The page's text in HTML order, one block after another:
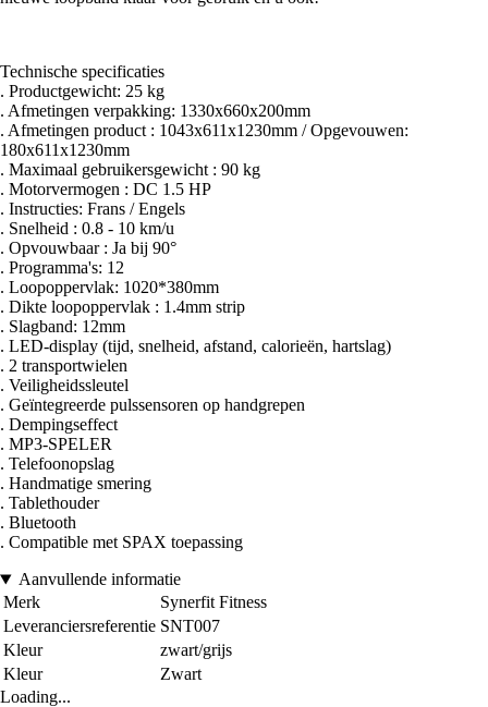
Technische specificaties
. Productgewicht: 25 kg
. Afmetingen verpakking: 1330x660x200mm
. Afmetingen product : 1043x611x1230mm / Opgevouwen:
180x611x1230mm
. Maximaal gebruikersgewicht : 90 kg
. Motorvermogen : DC 1.5 HP
. Instructies: Frans / Engels
. Snelheid : 0.8 - 10 km/u
. Opvouwbaar : Ja bij 90°
. Programma's: 12
. Loopoppervlak: 1020*380mm
. Dikte loopoppervlak : 1.4mm strip
. Slagband: 12mm
. LED-display (tijd, snelheid, afstand, calorieën, hartslag)
. 2 transportwielen
. Veiligheidssleutel
. Geïntegreerde pulssensoren op handgrepen
. Dempingseffect
. MP3-SPELER
. Telefoonopslag
. Handmatige smering
. Tablethouder
. Bluetooth
. Compatible met SPAX toepassing
Aanvullende informatie
Merk
Synerfit Fitness
Leveranciersreferentie SNT007
Kleur
zwart/grijs
Kleur
Zwart
Loading...